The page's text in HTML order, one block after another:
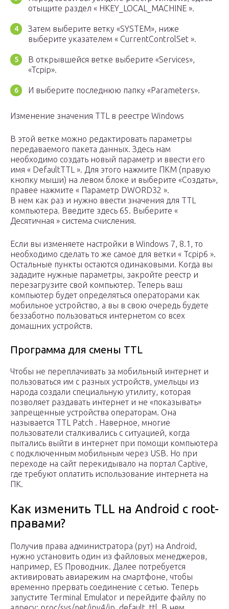
отыщите раздел « HKEY_LOCAL_MACHINE ».
Затем выберите ветку «SYSTEM», ниже
выберите указателем « CurrentControlSet ».
В открывшейся ветке выберите «Services»,
«Tcpip».
И выберите последнюю папку «Parameters».
Изменение значения TTL в реестре Windows
В этой ветке можно редактировать параметры
передаваемого пакета данных. Здесь нам
необходимо создать новый параметр и ввести его
имя « DefaultTTL ». Для этого нажмите ПКМ (правую
кнопку мыши) на левом блоке и выберите «Создать»,
правее нажмите « Параметр DWORD32 ».
В нем как раз и нужно ввести значения для TTL
компьютера. Введите здесь 65. Выберите «
Десятичная » система счисления.
Если вы изменяете настройки в Windows 7, 8.1, то
необходимо сделать то же самое для ветки « Tcpip6 ».
Остальные пункты остаются одинаковыми. Когда вы
зададите нужные параметры, закройте реестр и
перезагрузите свой компьютер. Теперь ваш
компьютер будет определяться операторами как
мобильное устройство, а вы в свою очередь будете
беззаботно пользоваться интернетом со всех
домашних устройств.
Программа для смены TTL
Чтобы не переплачивать за мобильный интернет и
пользоваться им с разных устройств, умельцы из
народа создали специальную утилиту, которая
позволяет раздавать интернет и не «показывать»
запрещенные устройства операторам. Она
называется TTL Patch . Наверное, многие
пользователи сталкивались с ситуацией, когда
пытались выйти в интернет при помощи компьютера
с подключенным мобильным через USB. Но при
переходе на сайт перекидывало на портал Captive,
где требуют оплатить использование интернета на
ПК.
Как изменить TLL на Android с root-
правами?
Получив права администратора (рут) на Android,
нужно установить один из файловых менеджеров,
например, ES Проводник. Далее потребуется
активировать авиарежим на смартфоне, чтобы
временно прервать соединение с сетью. Теперь
запустите Terminal Emulator и перейдите файлу по